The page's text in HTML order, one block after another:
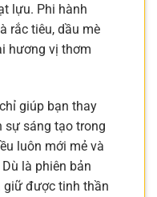
lựu. Phi hành
rắc tiêu, dầu mè
hương vị thơm
giúp bạn thay
sự sáng tạo trong
luôn mới mẻ và
là phiên bản
giữ được tinh thần